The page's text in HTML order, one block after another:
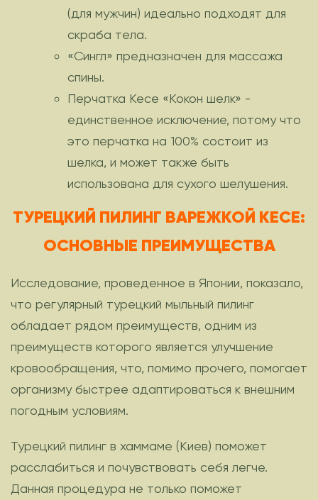
(для мужчин) идеально подходят для
скраба тела.
«Сингл» предназначен для массажа
спины.
Перчатка Кесе «Кокон шелк» -
единственное исключение, потому что
это перчатка на 100% состоит из
шелка, и может также быть
использована для сухого шелушения.
ТУРЕЦКИЙ ПИЛИНГ ВАРЕЖКОЙ КЕСЕ:
ОСНОВНЫЕ ПРЕИМУЩЕСТВА
Исследование, проведенное в Японии, показало,
что регулярный турецкий мыльный пилинг
обладает рядом преимуществ, одним из
преимуществ которого является улучшение
кровообращения, что, помимо прочего, помогает
организму быстрее адаптироваться к внешним
погодным условиям.
Турецкий пилинг в хаммаме (Киев) поможет
расслабиться и почувствовать себя легче.
Данная процедура не только поможет